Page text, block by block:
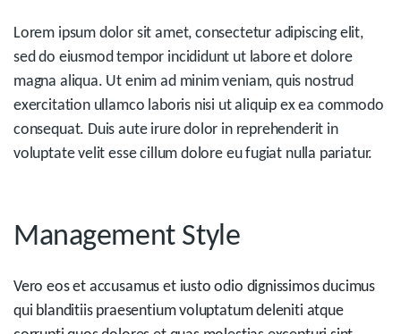
Lorem ipsum dolor sit amet, consectetur adipiscing elit,
sed do eiusmod tempor incididunt ut labore et dolore
magna aliqua. Ut enim ad minim veniam, quis nostrud
exercitation ullamco laboris nisi ut aliquip ex ea commodo
consequat. Duis aute irure dolor in reprehenderit in
voluptate velit esse cillum dolore eu fugiat nulla pariatur.
Management Style
Vero eos et accusamus et iusto odio dignissimos ducimus
qui blanditiis praesentium voluptatum deleniti atque